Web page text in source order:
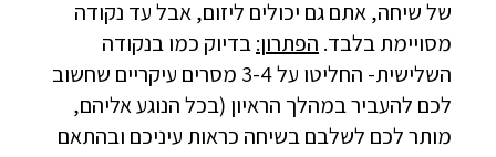
של שיחה, אתם גם יכולים ליזום, אבל עד נקודה
מסויימת בלבד. הפתרון:בדיוק כמו בנקודה
השלישית- החליטו על 3-4 מסרים עיקריים שחשוב
לכם להעביר במהלך הראיון (בכל הנוגע אליהם,
מותר לכם לשלבם בשיחה כראות עיניכם ובהתאם